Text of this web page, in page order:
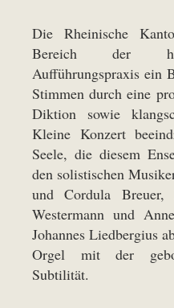
Die Rheinische
Bereich der
Aufführungspraxis ein
Stimmen durch eine
Diktion sowie
Kleine Konzert
Seele, die diesem
den solistischen
und Cordula Breuer,
Westermann und
Johannes Liedbergius
Orgel mit der
Subtilität.